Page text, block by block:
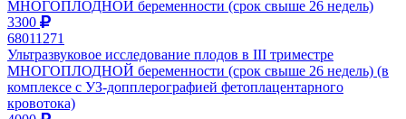
МНОГОПЛОДНОЙ беременности (срок свыше 26 недель)
3300
68011271
Ультразвуковое исследование плодов в III триместре
МНОГОПЛОДНОЙ беременности (срок свыше 26 недель) (в
комплексе с УЗ-допплерографией фетоплацентарного
кровотока)